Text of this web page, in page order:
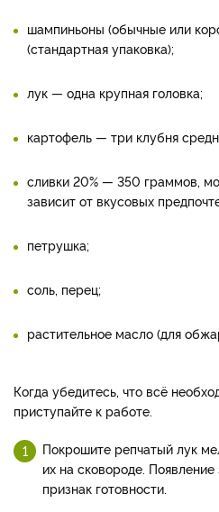
шампиньоны (обычные или
(стандартная упаковка);
лук — одна крупная головка;
картофель — три клубня
сливки 20% — 350 граммов,
зависит от вкусовых
петрушка;
соль, перец;
растительное масло (для
Когда убедитесь, что всё
приступайте к работе.
Покрошите репчатый лук
их на сковороде.
признак готовности.